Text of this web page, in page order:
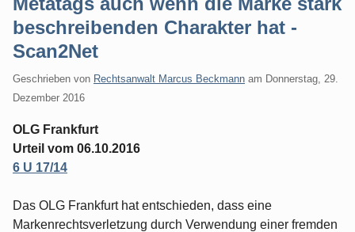
beschreibenden Charakter hat -
Scan2Net
Geschrieben von Rechtsanwalt Marcus Beckmann am Donnerstag, 29.
Dezember 2016
OLG Frankfurt
Urteil vom 06.10.2016
6 U 17/14
Das OLG Frankfurt hat entschieden, dass eine
Markenrechtsverletzung durch Verwendung einer fremden